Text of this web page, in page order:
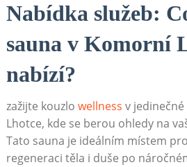
Nabídka služeb:
sauna v Komorní
nabízí?
zažijte kouzlo wellness v
Lhotce, kde se berou ohledy na
Tato sauna je ideálním místem
regeneraci těla i duše po